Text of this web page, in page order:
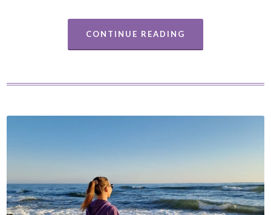
CONTINUE READING